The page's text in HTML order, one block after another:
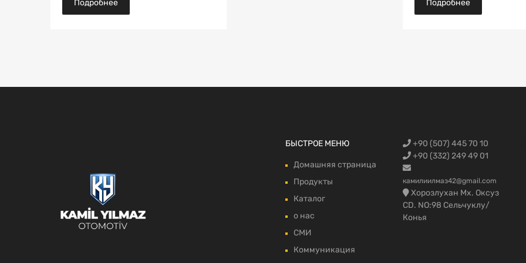
Подробнее Подробнее
БЫСТРОЕ МЕНЮ
Домашняя страница
Продукты
Каталог
о нас
СМИ
Коммуникация
+90 (507) 445 70 10
+90 (332) 249 49 01
камилиилмаз42@gmail.com
Хорозлухан Мх. Оксуз
CD. NO:98 Сельчуклу/
Конья